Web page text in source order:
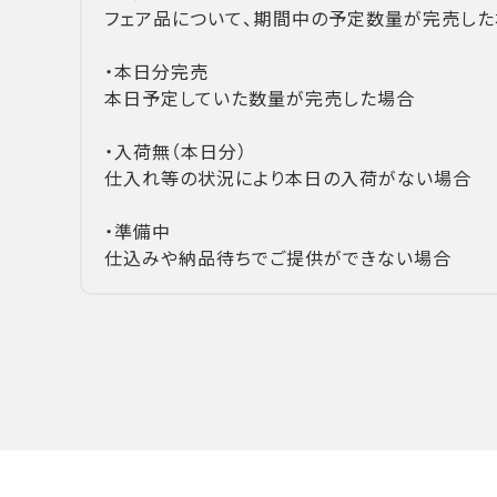
フェア品について、期間中の予定数量が完売し
・本日分完売
本日予定していた数量が完売した場合
・入荷無（本日分）
仕入れ等の状況により本日の入荷がない場合
・準備中
仕込みや納品待ちでご提供ができない場合